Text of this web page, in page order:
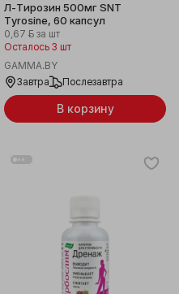
Л-Тирозин 500мг SNT
Tyrosine, 60 капсул
0,67 ƃ за шт
Осталось 3 шт
GAMMA.BY
Завтра
Послезавтра
В корзину